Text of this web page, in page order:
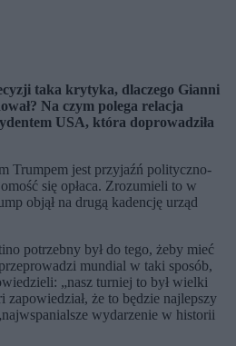
taka krytyka, dlaczego Gianni
Na czym polega relacja
USA, która doprowadziła
Trumpem jest przyjaźń polityczno-
się opłaca. Zrozumieli to w
objął na drugą kadencję urząd
potrzebny był do tego, żeby mieć
mundial w taki sposób,
„nasz turniej to był wielki
zapowiedział, że to będzie najlepszy
wydarzenie w historii